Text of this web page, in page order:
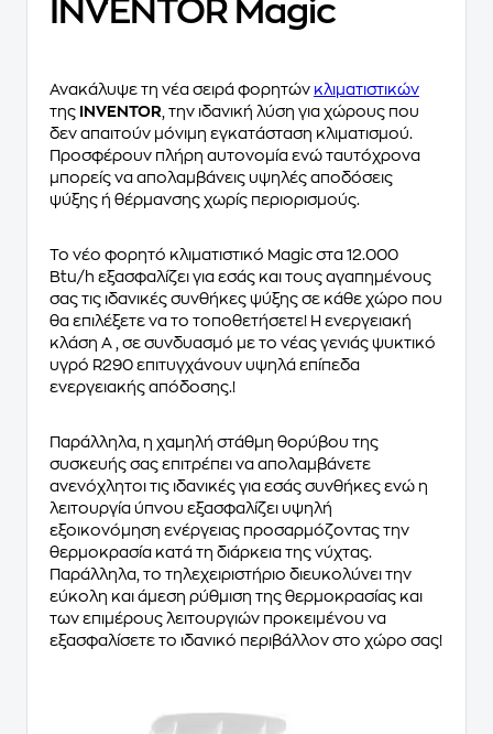
INVENTOR Magic
Ανακάλυψε τη νέα σειρά φορητών κλιματιστικών
της
INVENTOR , την ιδανική λύση για χώρους που
δεν απαιτούν μόνιμη εγκατάσταση κλιματισμού.
Προσφέρουν πλήρη αυτονομία ενώ ταυτόχρονα
μπορείς να απολαμβάνεις υψηλές αποδόσεις
ψύξης ή θέρμανσης χωρίς περιορισμούς.
Το νέο φορητό κλιματιστικό Magic στα 12.000
Btu/h εξασφαλίζει για εσάς και τους αγαπημένους
σας τις ιδανικές συνθήκες ψύξης σε κάθε χώρο που
θα επιλέξετε να το τοποθετήσετε! Η ενεργειακή
κλάση Α , σε συνδυασμό με το νέας γενιάς ψυκτικό
υγρό R290 επιτυγχάνουν υψηλά επίπεδα
ενεργειακής απόδοσης.!
Παράλληλα, η χαμηλή στάθμη θορύβου της
συσκευής σας επιτρέπει να απολαμβάνετε
ανενόχλητοι τις ιδανικές για εσάς συνθήκες ενώ η
λειτουργία ύπνου εξασφαλίζει υψηλή
εξοικονόμηση ενέργειας προσαρμόζοντας την
θερμοκρασία κατά τη διάρκεια της νύχτας.
Παράλληλα, το τηλεχειριστήριο διευκολύνει την
εύκολη και άμεση ρύθμιση της θερμοκρασίας και
των επιμέρους λειτουργιών προκειμένου να
εξασφαλίσετε το ιδανικό περιβάλλον στο χώρο σας!